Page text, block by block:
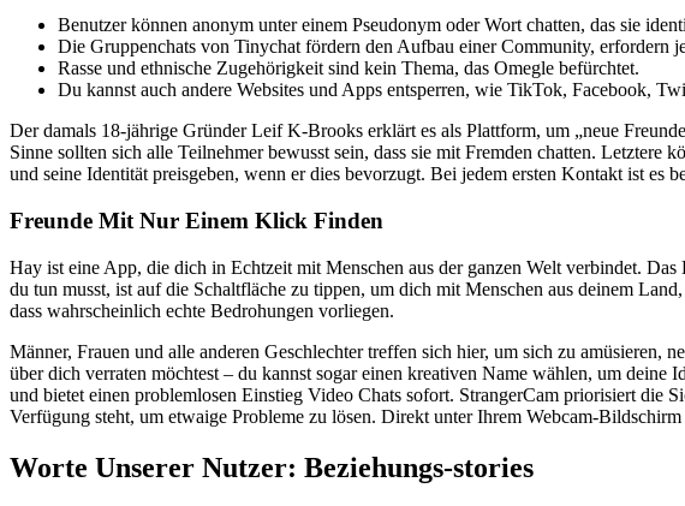
Benutzer können anonym unter einem Pseudonym oder Wort chatten, das sie
Die Gruppenchats von Tinychat fördern den Aufbau einer Community, erfordern
Rasse und ethnische Zugehörigkeit sind kein Thema, das Omegle befürchtet.
Du kannst auch andere Websites und Apps entsperren, wie TikTok, Facebook,
Der damals 18-jährige Gründer Leif K-Brooks erklärt es als Plattform, um „neue
Sinne sollten sich alle Teilnehmer bewusst sein, dass sie mit Fremden chatten.
und seine Identität preisgeben, wenn er dies bevorzugt. Bei jedem ersten Kontakt ist es
Freunde Mit Nur Einem Klick Finden
Hay ist eine App, die dich in Echtzeit mit Menschen aus der ganzen Welt verbindet.
du tun musst, ist auf die Schaltfläche zu tippen, um dich mit Menschen aus deinem
dass wahrscheinlich echte Bedrohungen vorliegen.
Männer, Frauen und alle anderen Geschlechter treffen sich hier, um sich zu amüsieren,
über dich verraten möchtest – du kannst sogar einen kreativen Name wählen, um
und bietet einen problemlosen Einstieg Video Chats sofort. StrangerCam priorisiert die
Verfügung steht, um etwaige Probleme zu lösen. Direkt unter Ihrem Webcam-
Worte Unserer Nutzer: Beziehungs-stories